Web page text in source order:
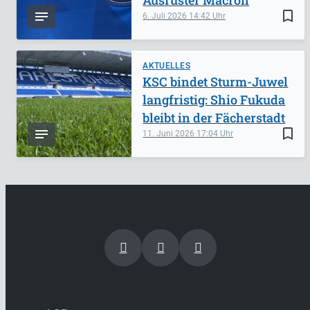
bookmark_border
6. Juli 2026 14:42
AKTUELLES
bookmark_border
11. Juni 2026 17:04
KSC bindet Sturm-Juwel
langfristig: Shio Fukuda
bleibt in der Fächerstadt